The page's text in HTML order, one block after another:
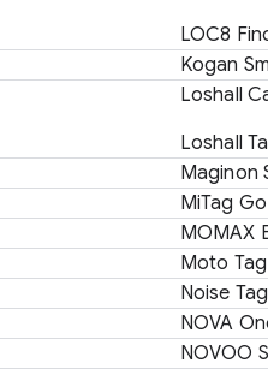
LOC8
Kogan
Loshall
Loshall
Maginon
MiTag Go
MOMAX
Moto Tag
Noise Tag
NOVA
NOVOO